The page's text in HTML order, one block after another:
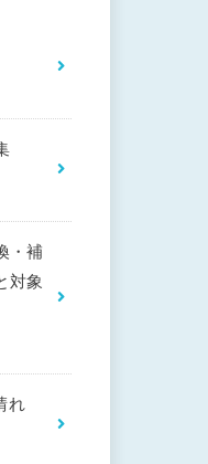
・補
対象
れ